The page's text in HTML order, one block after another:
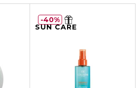
SUN CARE
40%